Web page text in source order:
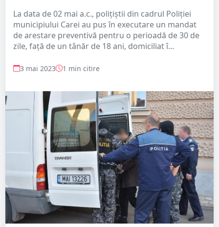
La data de 02 mai a.c., polițiștii din cadrul Poliției
municipiului Carei au pus în executare un mandat
de arestare preventivă pentru o perioadă de 30 de
zile, față de un tânăr de 18 ani, domiciliat î...
3 mai 2023 1 min citire